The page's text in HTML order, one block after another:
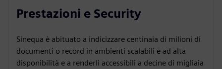
Prestazioni e Security
Sinequa è abituato a indicizzare centinaia di milioni di
documenti o record in ambienti scalabili e ad alta
disponibilità e a renderli accessibili a decine di migliaia